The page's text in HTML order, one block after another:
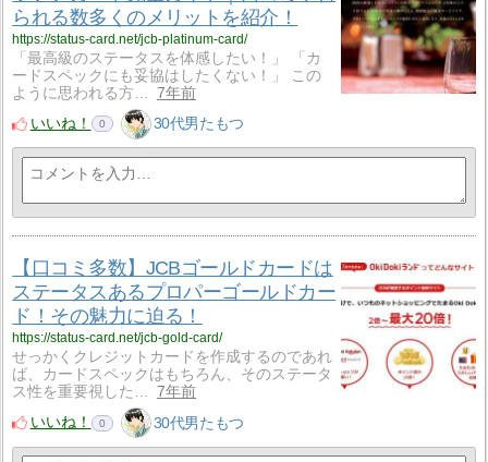
られる数多くのメリットを紹介！
https://status-card.net/jcb-platinum-card/
「最高級のステータスを体感したい！」 「カ
ードスペックにも妥協はしたくない！」 この
ように思われる方…
7年前
いいね！
0 30代男たもつ
【口コミ多数】JCBゴールドカードは
ステータスあるプロパーゴールドカー
ド！その魅力に迫る！
https://status-card.net/jcb-gold-card/
せっかくクレジットカードを作成するのであれ
ば、カードスペックはもちろん、そのステータ
ス性を重要視した…
7年前
いいね！
0 30代男たもつ